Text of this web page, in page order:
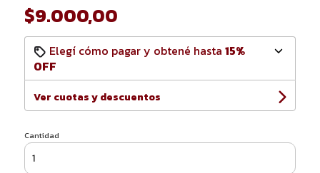
$9.000,00
Elegí cómo pagar y obtené hasta 15%
OFF
Ver cuotas y descuentos
Cantidad